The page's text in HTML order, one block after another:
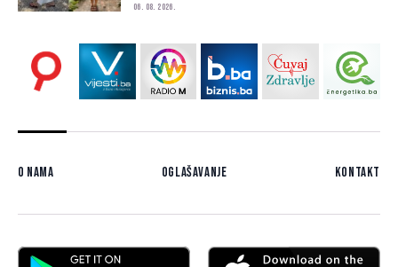
06. 08. 2026.
O nama Oglašavanje Kontakt